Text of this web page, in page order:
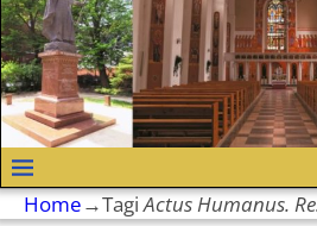
Home→TagiActus Humanus.